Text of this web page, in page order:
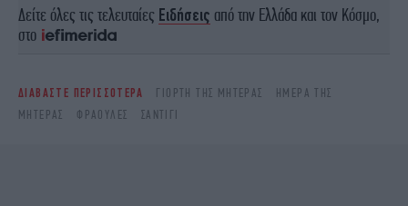
Δείτε όλες τις τελευταίες Ειδήσεις από την Ελλάδα και τον Κόσμο,
στο
ΔΙΑΒΑΣΤΕ ΠΕΡΙΣΣΟΤΕΡΑ ΓΙΟΡΤΉ ΤΗΣ ΜΗΤΈΡΑΣ
ΗΜΈΡΑ ΤΗΣ
ΜΗΤΈΡΑΣ
ΦΡΆΟΥΛΕΣ ΣΑΝΤΙΓΊ